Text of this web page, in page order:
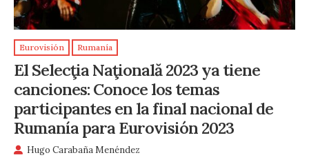
Eurovisión Rumanía
El Selecţia Naţională 2023 ya tiene
canciones: Conoce los temas
participantes en la final nacional de
Rumanía para Eurovisión 2023
Hugo Carabaña Menéndez